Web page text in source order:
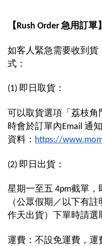
【Rush Order 急用訂單】
如客人 緊急需要收到貨
式：
(1) 即日取貨：
可以取貨選項「 荔枝角
時會於訂單內Email 通
資料： https://
(2) 即日出貨：
星期一至五 4pm截單，
（公眾假期／以下有
作天出貨）下單時請選
運費：不設免運費，